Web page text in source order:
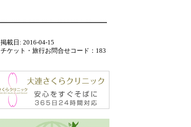
掲載日: 2016-04-15
チケット・旅行お問合せコード：183